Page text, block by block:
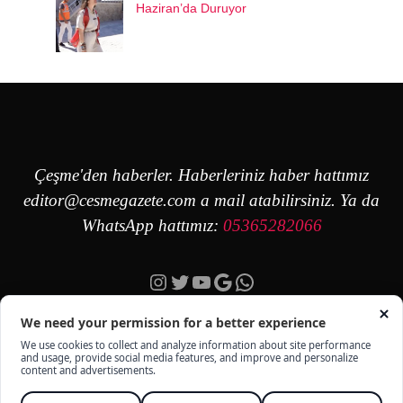
Haziran’da Duruyor
Çeşme'den haberler. Haberleriniz haber hattımız
editor@cesmegazete.com a mail atabilirsiniz. Ya da
WhatsApp hattımız: 05365282066
Instagram
Twitter
YouTube
Google
https://wa.me/